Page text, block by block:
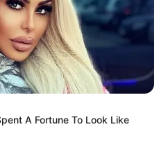
A Fortune To Look Like